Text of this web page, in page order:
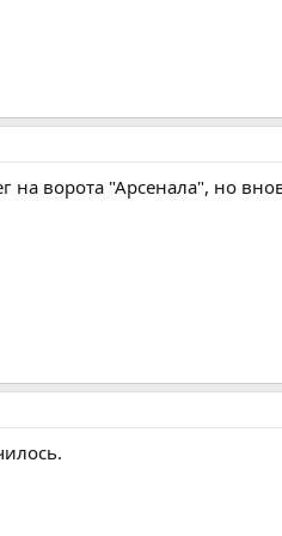
на ворота "Арсенала", но